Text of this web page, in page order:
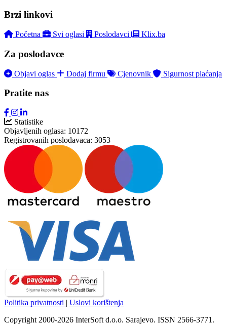
Brzi linkovi
Početna Svi oglasi Poslodavci Klix.ba
Za poslodavce
Objavi oglas Dodaj firmu Cjenovnik Sigurnost plaćanja
Pratite nas
Statistike
Objavljenih oglasa: 10172
Registrovanih poslodavaca: 3053
Politika privatnosti | Uslovi korištenja
Copyright 2000-2026 InterSoft d.o.o. Sarajevo. ISSN 2566-3771.